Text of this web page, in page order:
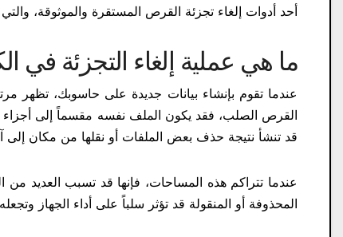
أحد أدوات إلغاء تجزئة القرص المستقرة والموثوقة،
ما هي عملية إلغاء التجزئة في
عندما تقوم بإنشاء بيانات جديدة على حاسوبك، تظهر
القرص الصلب، فقد يكون الملف نفسه مقسماً إلى أجزاء
قد تنشأ نتيجة حذف بعض الملفات أو نقلها من مكان إلى
عندما تتراكم هذه المساحات، فإنها قد تسبب العديد
المحذوفة أو المنقولة قد تؤثر سلباً على أداء الجهاز